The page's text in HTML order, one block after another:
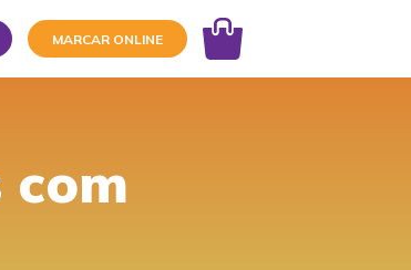
MARCAR ONLINE